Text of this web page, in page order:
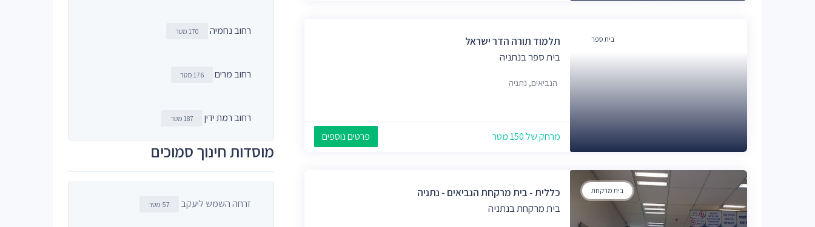
בית ספר
תלמוד תורה הדר ישראל
בית ספר בנתניה
הנביאים, נתניה
מרחק של 150 מטר פרטים נוספים
בית מרקחת
כללית - בית מרקחת הנביאים - נתניה
בית מרקחת בנתניה
רחוב נחמיה 170 מטר
רחוב מרים 176 מטר
רחוב רמת ידין 187 מטר
מוסדות חינוך סמוכים
זרחה השמש ליעקב 57 מטר